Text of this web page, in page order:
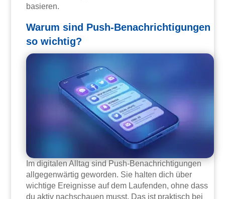
basieren.
Warum sind Push-Benachrichtigungen
so wichtig?
Im digitalen Alltag sind Push-Benachrichtigungen
allgegenwärtig geworden. Sie halten dich über
wichtige Ereignisse auf dem Laufenden, ohne dass
du aktiv nachschauen musst. Das ist praktisch bei